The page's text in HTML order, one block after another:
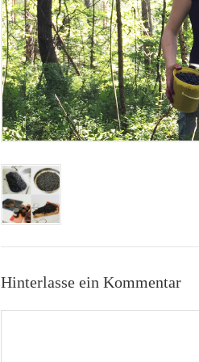
Hinterlasse ein Kommentar